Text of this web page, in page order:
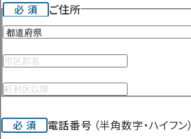
ご住所
電話番号 （半角数字・ハイフン）